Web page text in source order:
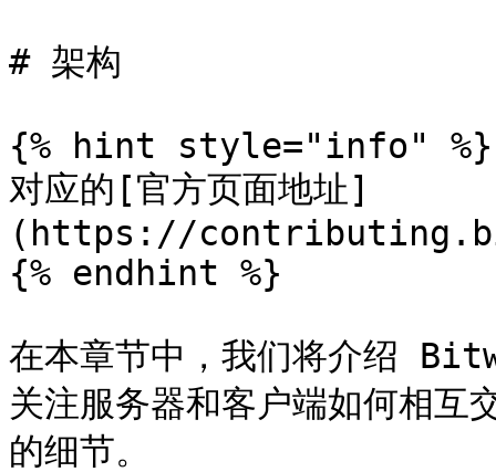
# 架构
{% hint style="info" %}
对应的[官方页面地址]
(https://
{% endhint %}
在本章节中，我们将介绍
关注服务器和客户端如何相互
的细节。